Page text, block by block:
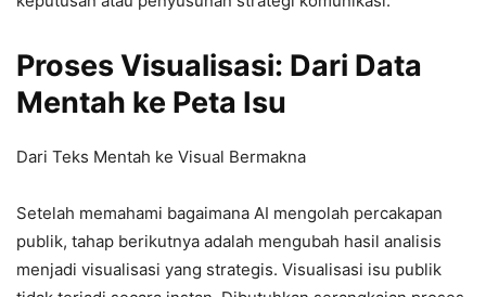
Proses Visualisasi: Dari Data
Mentah ke Peta Isu
Dari Teks Mentah ke Visual Bermakna
Setelah memahami bagaimana AI mengolah percakapan
publik, tahap berikutnya adalah mengubah hasil analisis
menjadi visualisasi yang strategis. Visualisasi isu publik